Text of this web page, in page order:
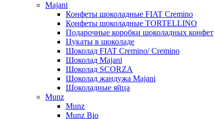
Majani
Конфеты шоколадные FIAT Cremino
Конфеты шоколадные TORTELLINO
Подарочные коробки шоколадных конфет
Цукаты в шоколаде
Шоколад FIAT Cremino/ Cremino
Шоколад Majani
Шоколад SCORZA
Шоколад жандужа Majani
Шоколадные яйца
Munz
Munz
Munz Bio